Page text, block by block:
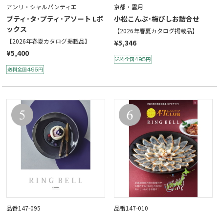
アンリ・シャルパンティエ
プティ･タ･プティ･アソート Lボ
ックス
【2026年春夏カタログ掲載品】
¥5,400
京都・雲月
小松こんぶ･梅びしお詰合せ
【2026年春夏カタログ掲載品】
¥5,346
品番147-095
品番147-010